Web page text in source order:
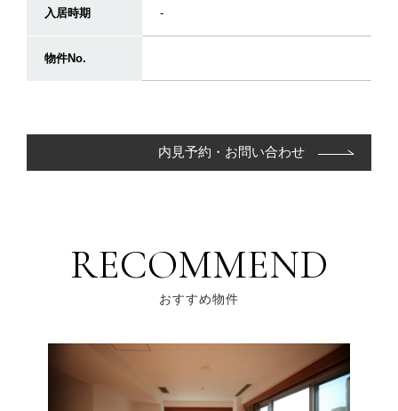
入居時期 -
物件No.
内見予約・お問い合わせ
RECOMMEND
おすすめ物件